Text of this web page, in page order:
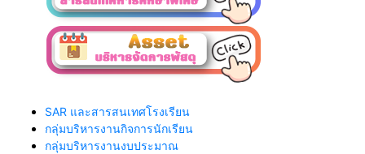
SAR และสารสนเทศโรงเรียน
กลุ่มบริหารงานกิจการนักเรียน
กลุ่มบริหารงานงบประมาณ